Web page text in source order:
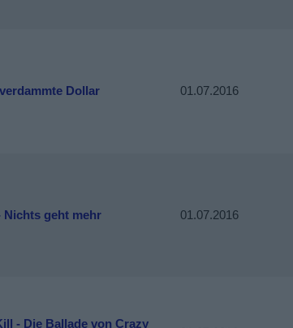
Dollar 01.07.2016
Nichts geht mehr 01.07.2016
- Die Ballade von Crazy